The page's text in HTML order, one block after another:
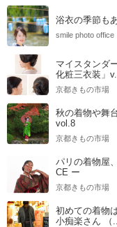
浴衣の季節も
smile photo office
マイスタンダ
化粧三衣装」
京都きもの市場
秋の着物や舞
vol.8
京都きもの市場
パリの着物屋
CE ー
京都きもの市場
初めての着物
小痴楽さん （